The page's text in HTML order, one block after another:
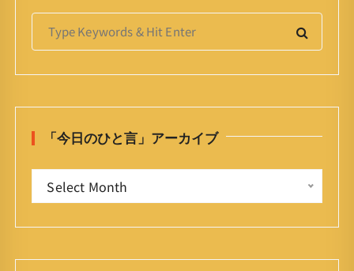
S
r
:
「今日のひと言」アーカイブ
ひ
Select Month